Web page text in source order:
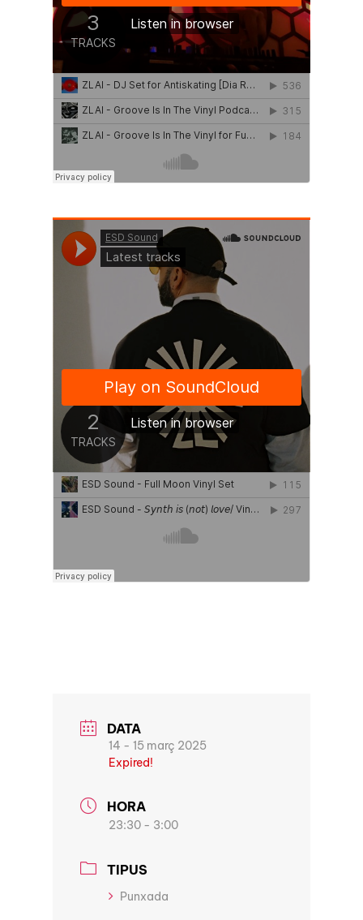
DATA
14 - 15 març 2025
Expired!
HORA
23:30 - 3:00
TIPUS
Punxada